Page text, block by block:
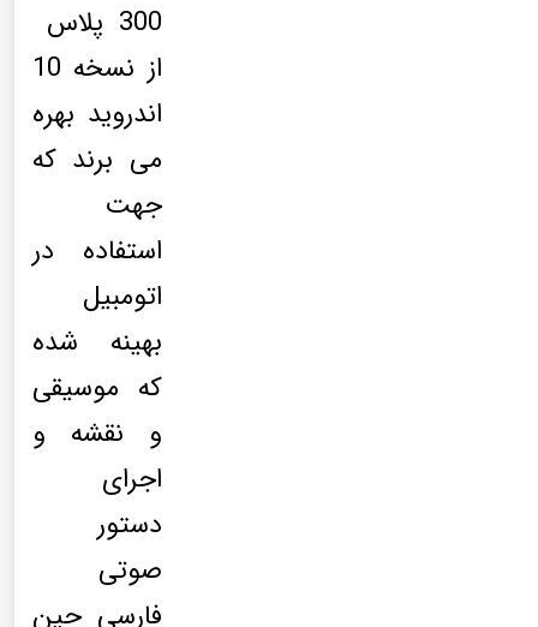
300 پلاس
از نسخه 10
اندروید بهره
می برند که
جهت
استفاده در
اتومبیل
بهینه شده
که موسیقی
و نقشه و
اجرای
دستور
صوتی
فارسی حین